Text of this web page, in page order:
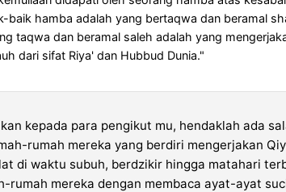
baik hamba adalah yang bertaqwa dan beramal
taqwa dan beramal saleh adalah yang
dari sifat Riya' dan Hubbud Dunia."
kepada para pengikut mu, hendaklah ada
rumah mereka yang berdiri mengerjakan
di waktu subuh, berdzikir hingga matahari
rumah mereka dengan membaca ayat-ayat